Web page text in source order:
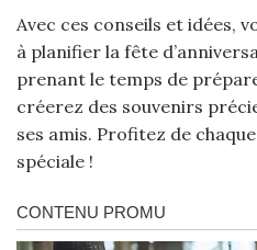
Avec ces conseils et idées,
à planifier la fête
prenant le temps de
créerez des souvenirs
ses amis. Profitez de
spéciale !